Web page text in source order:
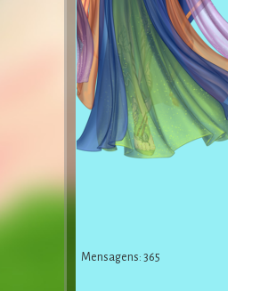
Mensagens: 365